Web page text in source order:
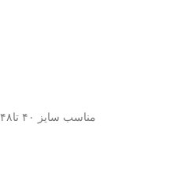
مناسب سایز ۴۰ تا۴۸